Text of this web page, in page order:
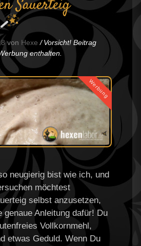
Sauerteig
von Hexe
Vorsicht! Beitrag
enthalten.
Werbung
neugierig bist wie ich, und
möchtest
selbst anzusetzen,
genaue Anleitung dafür! Du
Vollkornmehl,
etwas Geduld. Wenn Du